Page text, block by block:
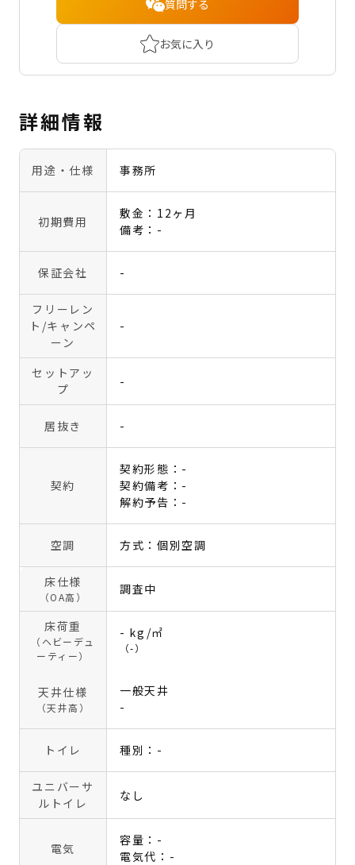
質問する
お気に入り
詳細情報
用途・仕様 事務所
初期費用
敷金：12ヶ月
備考：-
保証会社 -
フリーレン
ト /キャンペ
ーン
-
セットアッ
プ
-
居抜き -
契約
契約形態：-
契約備考：-
解約予告：-
空調 方式：個別空調
床仕様
（OA高）
調査中
床荷重
（ヘビーデュ
ーティー）
- kg/㎡
（-）
天井仕様
（天井高）
一般天井
-
トイレ 種別：-
ユニバーサ
ルトイレ
なし
電気
容量：-
電気代：-